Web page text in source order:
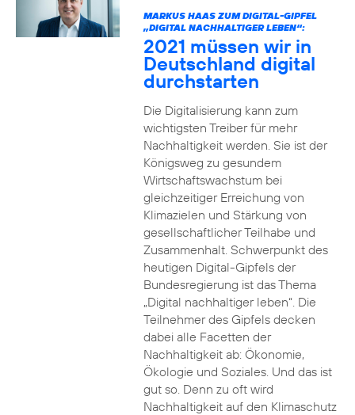
MARKUS HAAS ZUM DIGITAL-GIPFEL
„DIGITAL NACHHALTIGER LEBEN“:
2021 müssen wir in
Deutschland digital
durchstarten
Die Digitalisierung kann zum
wichtigsten Treiber für mehr
Nachhaltigkeit werden. Sie ist der
Königsweg zu gesundem
Wirtschaftswachstum bei
gleichzeitiger Erreichung von
Klimazielen und Stärkung von
gesellschaftlicher Teilhabe und
Zusammenhalt. Schwerpunkt des
heutigen Digital-Gipfels der
Bundesregierung ist das Thema
„Digital nachhaltiger leben“. Die
Teilnehmer des Gipfels decken
dabei alle Facetten der
Nachhaltigkeit ab: Ökonomie,
Ökologie und Soziales. Und das ist
gut so. Denn zu oft wird
Nachhaltigkeit auf den Klimaschutz